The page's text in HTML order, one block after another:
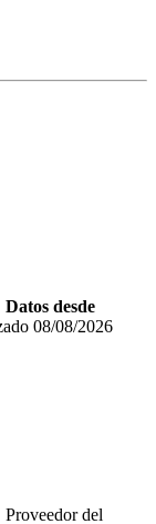
Datos desde
08/08/2026
Proveedor del